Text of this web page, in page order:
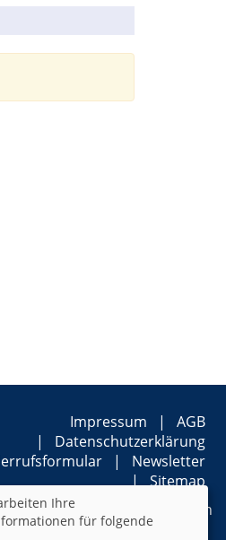
Impressum
AGB
Datenschutzerklärung
Newsletter
Sitemap
Cookie Einstellungen
Ihre
für folgende